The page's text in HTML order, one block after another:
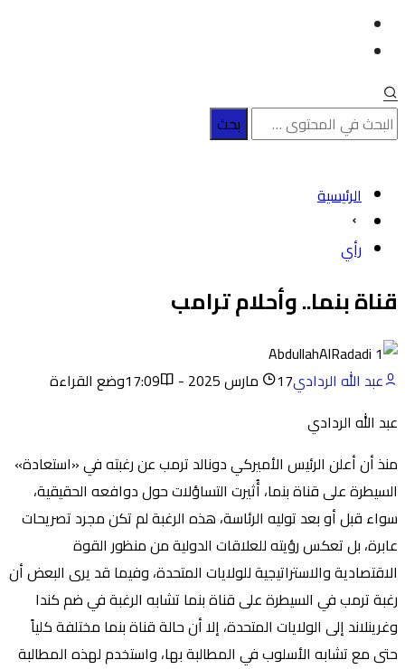
الرئيسية
رأي
قناة بنما.. وأحلام ترامب
عبد الله الردادي17 مارس 2025 - 17:09
وضع القراءة
عبد الله الردادي
منذ أن أعلن الرئيس الأميركي دونالد ترمب عن رغبته في «استعادة»
السيطرة على قناة بنما، أُثيرت التساؤلات حول دوافعه الحقيقية،
سواء قبل أو بعد توليه الرئاسة، هذه الرغبة لم تكن مجرد تصريحات
عابرة، بل تعكس رؤيته للعلاقات الدولية من منظور القوة
الاقتصادية والاستراتيجية للولايات المتحدة، وفيما قد يرى البعض أن
رغبة ترمب في السيطرة على قناة بنما تشابه الرغبة في ضم كندا
وغرينلاند إلى الولايات المتحدة، إلا أن حالة قناة بنما مختلفة كلياً
حتى مع تشابه الأسلوب في المطالبة بها، واستخدم لهذه المطالبة